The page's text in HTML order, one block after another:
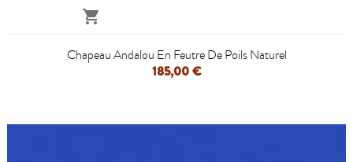

Chapeau Andalou En Feutre De Poils Naturel
185,00 €